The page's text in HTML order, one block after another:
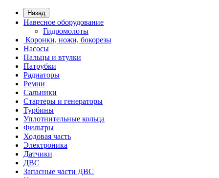
Назад
Навесное оборудование
Гидромолоты
Коронки, ножи, бокорезы
Насосы
Пальцы и втулки
Патрубки
Радиаторы
Ремни
Сальники
Стартеры и генераторы
Турбины
Уплотнительные кольца
Фильтры
Ходовая часть
Электроника
Датчики
ДВС
Запасные части ДВС